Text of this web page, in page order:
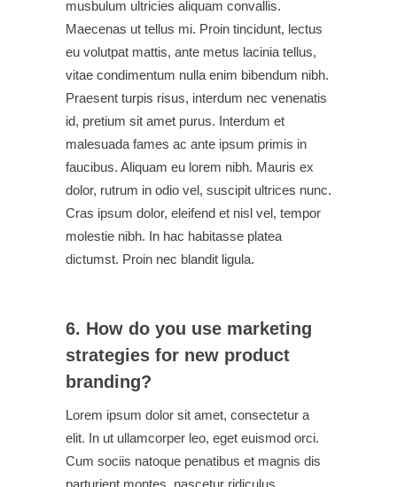
musbulum ultricies aliquam convallis.
Maecenas ut tellus mi. Proin tincidunt, lectus
eu volutpat mattis, ante metus lacinia tellus,
vitae condimentum nulla enim bibendum nibh.
Praesent turpis risus, interdum nec venenatis
id, pretium sit amet purus. Interdum et
malesuada fames ac ante ipsum primis in
faucibus. Aliquam eu lorem nibh. Mauris ex
dolor, rutrum in odio vel, suscipit ultrices nunc.
Cras ipsum dolor, eleifend et nisl vel, tempor
molestie nibh. In hac habitasse platea
dictumst. Proin nec blandit ligula.
6. How do you use marketing
strategies for new product
branding?
Lorem ipsum dolor sit amet, consectetur a
elit. In ut ullamcorper leo, eget euismod orci.
Cum sociis natoque penatibus et magnis dis
parturient montes, nascetur ridiculus